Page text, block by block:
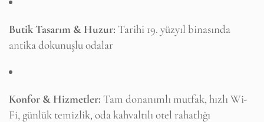
Butik Tasarım & Huzur: Tarihi 19. yüzyıl binasında
antika dokunuşlu odalar
Konfor & Hizmetler: Tam donanımlı mutfak, hızlı Wi-
Fi, günlük temizlik, oda kahvaltılı otel rahatlığı